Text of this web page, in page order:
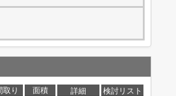
取り 面積 詳細
検討リスト